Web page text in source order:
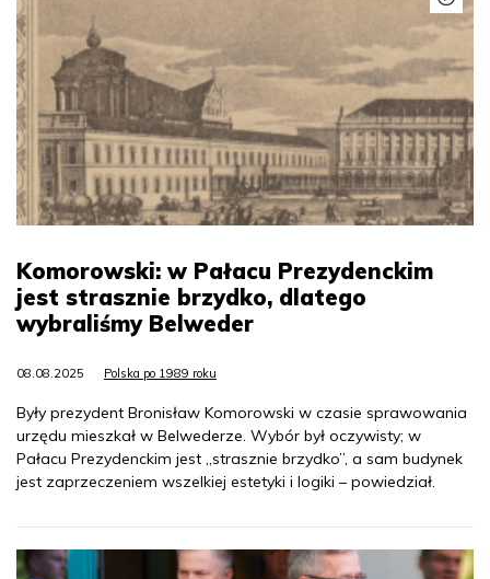
Komorowski: w Pałacu Prezydenckim
jest strasznie brzydko, dlatego
wybraliśmy Belweder
08.08.2025 Polska po 1989 roku
Były prezydent Bronisław Komorowski w czasie sprawowania
urzędu mieszkał w Belwederze. Wybór był oczywisty; w
Pałacu Prezydenckim jest „strasznie brzydko”, a sam budynek
jest zaprzeczeniem wszelkiej estetyki i logiki – powiedział.